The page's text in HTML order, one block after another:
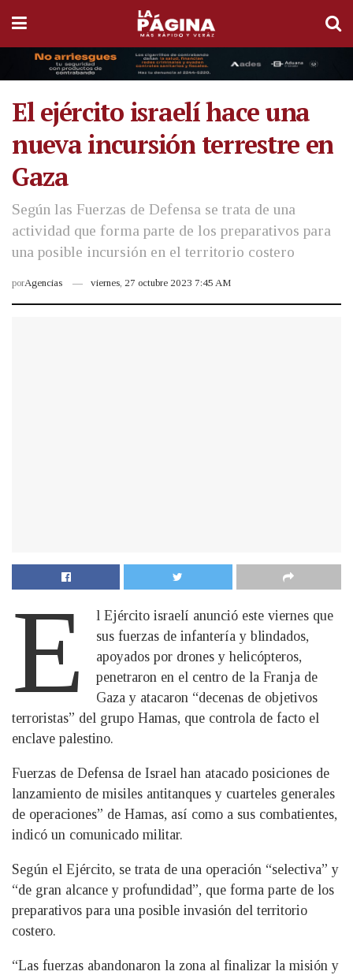
El ejército israelí hace una
nueva incursión terrestre en
Gaza
Según las Fuerzas de Defensa se trata de una
actividad que forma parte de los preparativos para
una posible incursión en el territorio costero
porAgencias viernes, 27 octubre 2023 7:45 AM
E
l Ejército israelí anunció este viernes que
sus fuerzas de infantería y blindados,
apoyados por drones y helicópteros,
penetraron en el centro de la Franja de
Gaza y atacaron “decenas de objetivos
terroristas” del grupo Hamas, que controla de facto el
enclave palestino.
Fuerzas de Defensa de Israel han atacado posiciones de
lanzamiento de misiles antitanques y cuarteles generales
de operaciones” de Hamas, así como a sus combatientes,
indicó un comunicado militar.
Según el Ejército, se trata de una operación “selectiva” y
“de gran alcance y profundidad”, que forma parte de los
preparativos para una posible invasión del territorio
costero.
“Las fuerzas abandonaron la zona al finalizar la misión y